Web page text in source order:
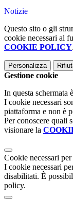
Notizie
Questo sito o gli
cookie necessari al
COOKIE POLICY.
Personalizza
Gestione cookie
In questa schermata
I cookie necessari
piattaforma e non è
Per conoscere quali
visionare la
Cookie necessari
I cookie necessari
disabilitati. È
policy.